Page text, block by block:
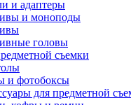
и адаптеры
и моноподы
головы
съемки
и фотобоксы
для предметной